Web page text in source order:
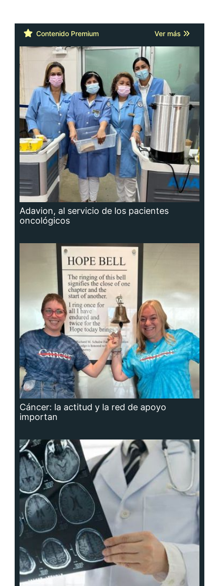
Contenido Premium Ver más
Adavion, al servicio de los pacientes
oncológicos
Cáncer: la actitud y la red de apoyo
importan